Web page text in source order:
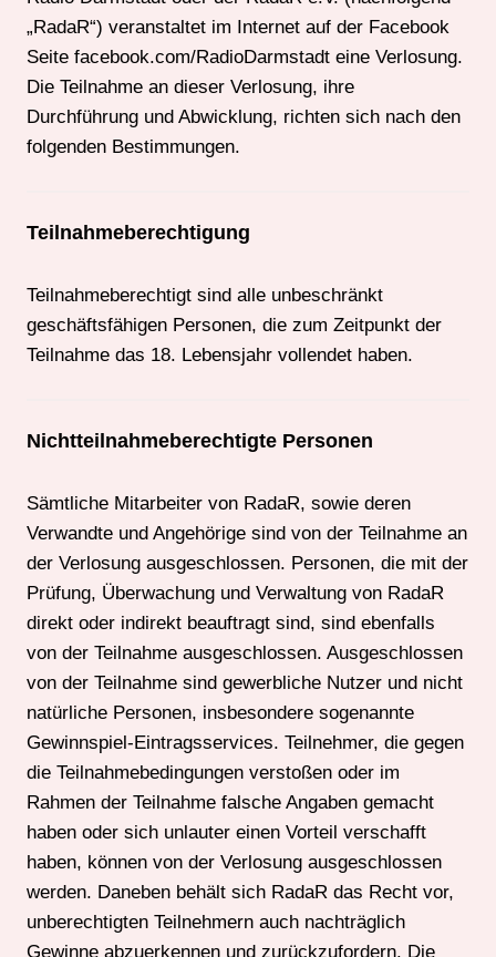
„RadaR“) veranstaltet im Internet auf der Facebook
Seite facebook.com/RadioDarmstadt eine Verlosung.
Die Teilnahme an dieser Verlosung, ihre
Durchführung und Abwicklung, richten sich nach den
folgenden Bestimmungen.
Teilnahmeberechtigung
Teilnahmeberechtigt sind alle unbeschränkt
geschäftsfähigen Personen, die zum Zeitpunkt der
Teilnahme das 18. Lebensjahr vollendet haben.
Nichtteilnahmeberechtigte Personen
Sämtliche Mitarbeiter von RadaR, sowie deren
Verwandte und Angehörige sind von der Teilnahme an
der Verlosung ausgeschlossen. Personen, die mit der
Prüfung, Überwachung und Verwaltung von RadaR
direkt oder indirekt beauftragt sind, sind ebenfalls
von der Teilnahme ausgeschlossen. Ausgeschlossen
von der Teilnahme sind gewerbliche Nutzer und nicht
natürliche Personen, insbesondere sogenannte
Gewinnspiel-Eintragsservices. Teilnehmer, die gegen
die Teilnahmebedingungen verstoßen oder im
Rahmen der Teilnahme falsche Angaben gemacht
haben oder sich unlauter einen Vorteil verschafft
haben, können von der Verlosung ausgeschlossen
werden. Daneben behält sich RadaR das Recht vor,
unberechtigten Teilnehmern auch nachträglich
Gewinne abzuerkennen und zurückzufordern. Die